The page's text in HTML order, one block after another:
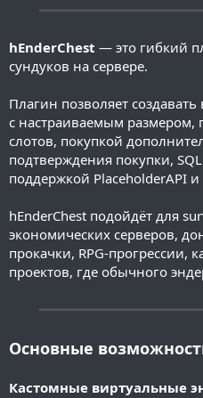
hEnderChest — это гибкий
сундуков на сервере.
Плагин позволяет
с настраиваемым размером,
слотов, покупкой
подтверждения покупки,
поддержкой PlaceholderAPI
hEnderChest подойдёт для
экономических серверов,
прокачки, RPG-
проектов, где обычного
Основные
Кастомные виртуальные